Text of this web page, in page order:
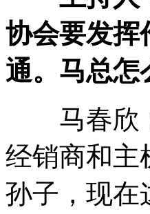
协会要发挥
通。马总怎
马春欣：
经销商和主
孙子，现在